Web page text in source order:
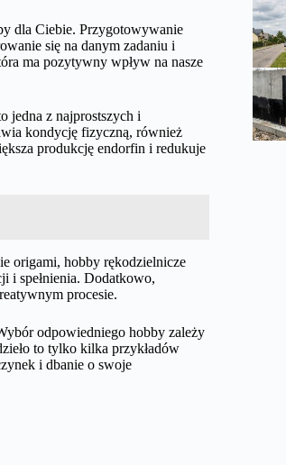
dla Ciebie. Przygotowywanie
się na danym zadaniu i
ma pozytywny wpływ na nasze
jedna z najprostszych i
kondycję fizyczną, również
produkcję endorfin i redukuje
origami, hobby rękodzielnicze
i spełnienia. Dodatkowo,
procesie.
odpowiedniego hobby zależy
to tylko kilka przykładów
i dbanie o swoje